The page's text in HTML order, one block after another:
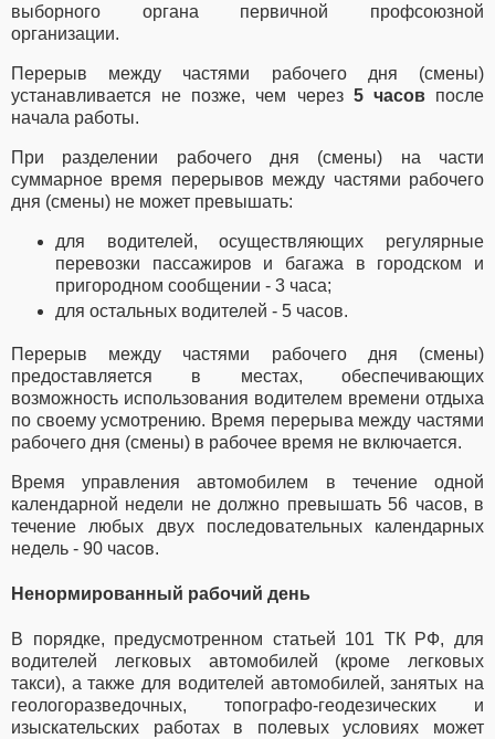
выборного органа первичной профсоюзной
организации.
Перерыв между частями рабочего дня (смены)
устанавливается не позже, чем через 5 часовпосле
начала работы.
При разделении рабочего дня (смены) на части
суммарное время перерывов между частями рабочего
дня (смены) не может превышать:
для водителей, осуществляющих регулярные
перевозки пассажиров и багажа в городском и
пригородном сообщении - 3 часа;
для остальных водителей - 5 часов.
Перерыв между частями рабочего дня (смены)
предоставляется в местах, обеспечивающих
возможность использования водителем времени отдыха
по своему усмотрению. Время перерыва между частями
рабочего дня (смены) в рабочее время не включается.
Время управления автомобилем в течение одной
календарной недели не должно превышать 56 часов, в
течение любых двух последовательных календарных
недель - 90 часов.
Ненормированный рабочий день
В порядке, предусмотренном статьей 101 ТК РФ, для
водителей легковых автомобилей (кроме легковых
такси), а также для водителей автомобилей, занятых на
геологоразведочных, топографо-геодезических и
изыскательских работах в полевых условиях может